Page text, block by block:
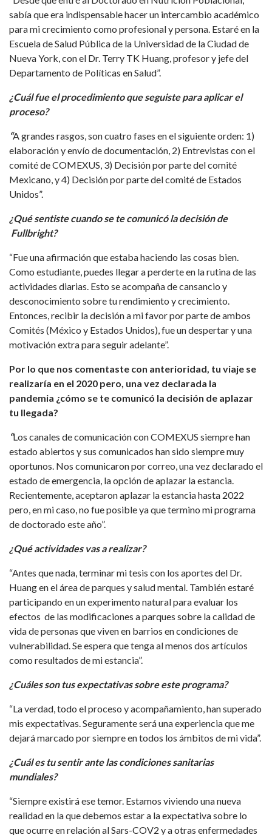
sabía que era indispensable hacer un intercambio académico
para mi crecimiento como profesional y persona. Estaré en la
Escuela de Salud Pública de la Universidad de la Ciudad de
Nueva York, con el Dr. Terry TK Huang, profesor y jefe del
Departamento de Políticas en Salud”.
¿Cuál fue el procedimiento que seguiste para aplicar el
proceso?
“A grandes rasgos, son cuatro fases en el siguiente orden: 1)
elaboración y envío de documentación, 2) Entrevistas con el
comité de COMEXUS, 3) Decisión por parte del comité
Mexicano, y 4) Decisión por parte del comité de Estados
Unidos”.
¿Qué sentiste cuando se te comunicó la decisión de
Fullbright?
“Fue una afirmación que estaba haciendo las cosas bien.
Como estudiante, puedes llegar a perderte en la rutina de las
actividades diarias. Esto se acompaña de cansancio y
desconocimiento sobre tu rendimiento y crecimiento.
Entonces, recibir la decisión a mi favor por parte de ambos
Comités (México y Estados Unidos), fue un despertar y una
motivación extra para seguir adelante”.
Por lo que nos comentaste con anterioridad, tu viaje se
realizaría en el 2020 pero, una vez declarada la
pandemia ¿cómo se te comunicó la decisión de aplazar
tu llegada?
“Los canales de comunicación con COMEXUS siempre han
estado abiertos y sus comunicados han sido siempre muy
oportunos. Nos comunicaron por correo, una vez declarado el
estado de emergencia, la opción de aplazar la estancia.
Recientemente, aceptaron aplazar la estancia hasta 2022
pero, en mi caso, no fue posible ya que termino mi programa
de doctorado este año”.
¿Qué actividades vas a realizar?
“Antes que nada, terminar mi tesis con los aportes del Dr.
Huang en el área de parques y salud mental. También estaré
participando en un experimento natural para evaluar los
efectos de las modificaciones a parques sobre la calidad de
vida de personas que viven en barrios en condiciones de
vulnerabilidad. Se espera que tenga al menos dos artículos
como resultados de mi estancia”.
¿Cuáles son tus expectativas sobre este programa?
“La verdad, todo el proceso y acompañamiento, han superado
mis expectativas. Seguramente será una experiencia que me
dejará marcado por siempre en todos los ámbitos de mi vida”.
¿Cuál es tu sentir ante las condiciones sanitarias
mundiales?
“Siempre existirá ese temor. Estamos viviendo una nueva
realidad en la que debemos estar a la expectativa sobre lo
que ocurre en relación al Sars-COV2 y a otras enfermedades